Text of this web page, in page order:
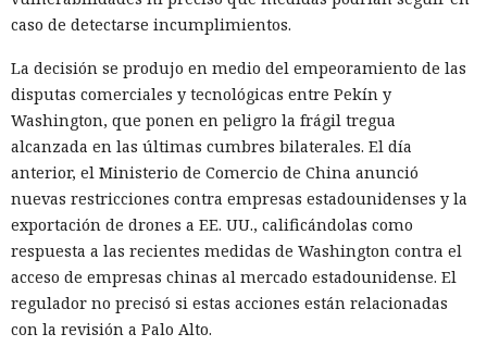
caso de detectarse incumplimientos.
La decisión se produjo en medio del empeoramiento de las
disputas comerciales y tecnológicas entre Pekín y
Washington, que ponen en peligro la frágil tregua
alcanzada en las últimas cumbres bilaterales. El día
anterior, el Ministerio de Comercio de China anunció
nuevas restricciones contra empresas estadounidenses y la
exportación de drones a EE. UU., calificándolas como
respuesta a las recientes medidas de Washington contra el
acceso de empresas chinas al mercado estadounidense. El
regulador no precisó si estas acciones están relacionadas
con la revisión a Palo Alto.